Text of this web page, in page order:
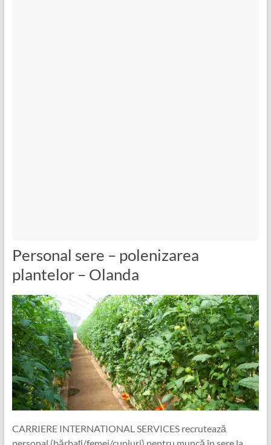
Personal sere – polenizarea
plantelor – Olanda
CARRIERE INTERNATIONAL SERVICES recrutează